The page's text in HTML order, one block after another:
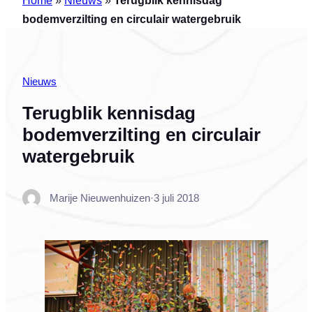
bodemverzilting en circulair watergebruik
Nieuws
Terugblik kennisdag
bodemverzilting en circulair
watergebruik
Marije Nieuwenhuizen·3 juli 2018